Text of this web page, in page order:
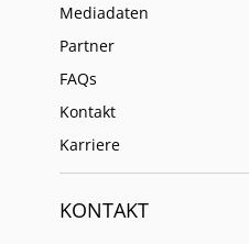
Mediadaten
Partner
FAQs
Kontakt
Karriere
KONTAKT